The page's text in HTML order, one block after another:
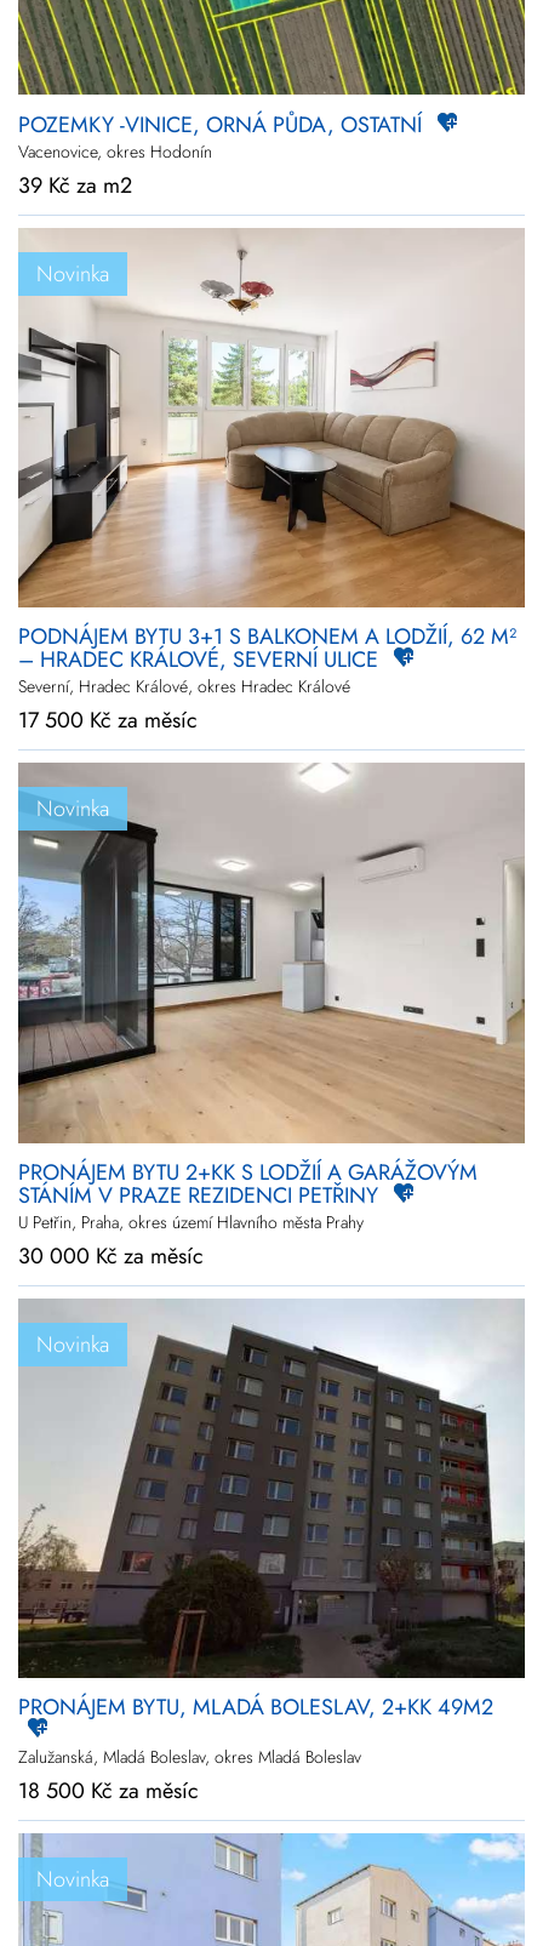
POZEMKY -VINICE, ORNÁ PŮDA, OSTATNÍ
Vacenovice, okres Hodonín
39 Kč za m2
Novinka
PODNÁJEM BYTU 3+1 S BALKONEM A LODŽIÍ, 62 M²
– HRADEC KRÁLOVÉ, SEVERNÍ ULICE
Severní, Hradec Králové, okres Hradec Králové
17 500 Kč za měsíc
Novinka
PRONÁJEM BYTU 2+KK S LODŽIÍ A GARÁŽOVÝM
STÁNÍM V PRAZE REZIDENCI PETŘINY
U Petřin, Praha, okres území Hlavního města Prahy
30 000 Kč za měsíc
Novinka
PRONÁJEM BYTU, MLADÁ BOLESLAV, 2+KK 49M2
Zalužanská, Mladá Boleslav, okres Mladá Boleslav
18 500 Kč za měsíc
Novinka